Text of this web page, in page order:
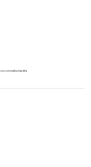
comodità e facilità